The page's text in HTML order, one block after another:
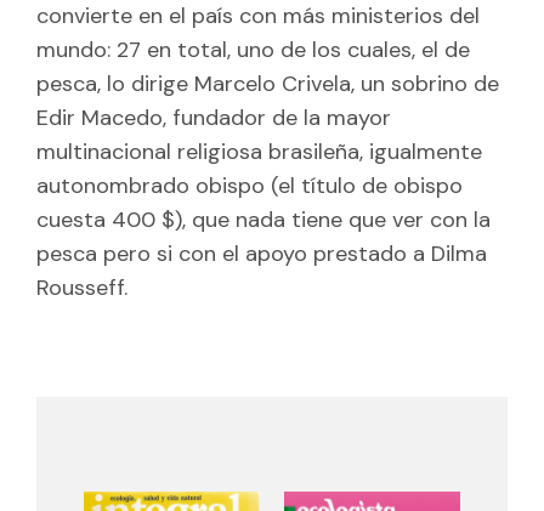
convierte en el país con más ministerios del
mundo: 27 en total, uno de los cuales, el de
pesca, lo dirige Marcelo Crivela, un sobrino de
Edir Macedo, fundador de la mayor
multinacional religiosa brasileña, igualmente
autonombrado obispo (el título de obispo
cuesta 400 $), que nada tiene que ver con la
pesca pero si con el apoyo prestado a Dilma
Rousseff.